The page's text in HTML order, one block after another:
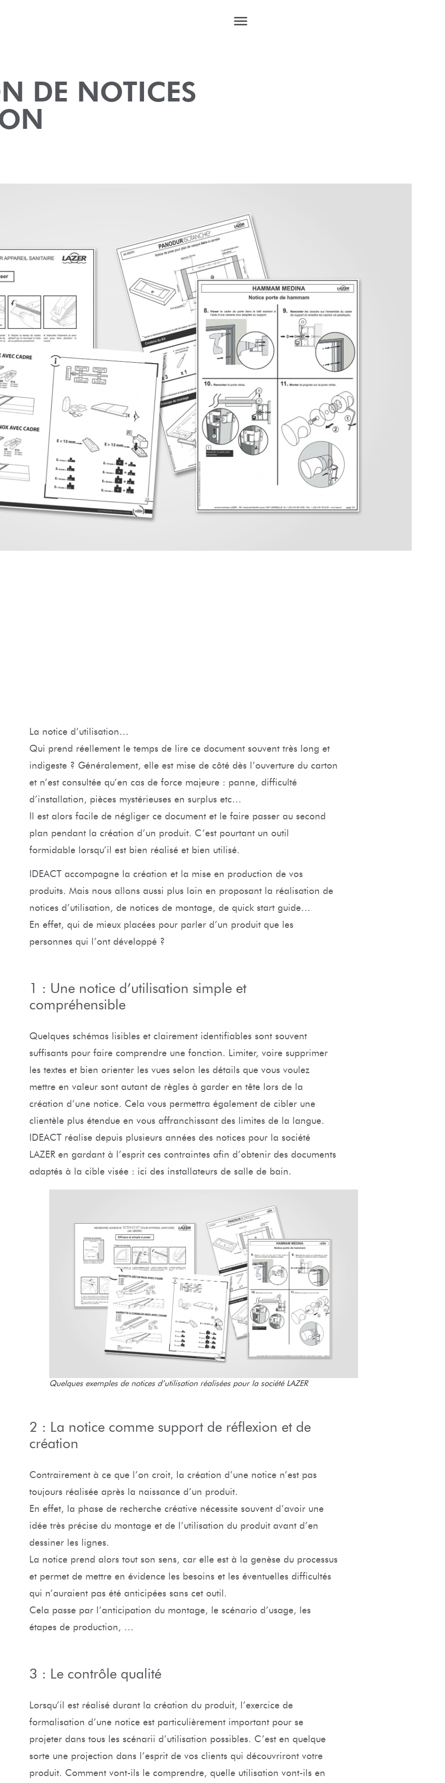
DE NOTICES
La notice d’utilisation…
Qui prend réellement le temps de lire ce document souvent très long et
indigeste ? Généralement, elle est mise de côté dès l’ouverture du carton
et n’est consultée qu’en cas de force majeure : panne, difficulté
d’installation, pièces mystérieuses en surplus etc…
Il est alors facile de négliger ce document et le faire passer au second
plan pendant la création d’un produit. C’est pourtant un outil
formidable lorsqu’il est bien réalisé et bien utilisé.
IDEACT accompagne la création et la mise en production de vos
produits. Mais nous allons aussi plus loin en proposant la réalisation de
notices d’utilisation, de notices de montage, de quick start guide…
En effet, qui de mieux placées pour parler d’un produit que les
personnes qui l’ont développé ?
1 : Une notice d’utilisation simple et
compréhensible
Quelques schémas lisibles et clairement identifiables sont souvent
suffisants pour faire comprendre une fonction. Limiter, voire supprimer
les textes et bien orienter les vues selon les détails que vous voulez
mettre en valeur sont autant de règles à garder en tête lors de la
création d’une notice. Cela vous permettra également de cibler une
clientèle plus étendue en vous affranchissant des limites de la langue.
IDEACT réalise depuis plusieurs années des notices pour la société
LAZER en gardant à l’esprit ces contraintes afin d’obtenir des documents
adaptés à la cible visée : ici des installateurs de salle de bain.
Quelques exemples de notices d’utilisation réalisées pour la société LAZER
2 : La notice comme support de réflexion et de
création
Contrairement à ce que l’on croit, la création d’une notice n’est pas
toujours réalisée après la naissance d’un produit.
En effet, la phase de recherche créative nécessite souvent d’avoir une
idée très précise du montage et de l’utilisation du produit avant d’en
dessiner les lignes.
La notice prend alors tout son sens, car elle est à la genèse du processus
et permet de mettre en évidence les besoins et les éventuelles difficultés
qui n’auraient pas été anticipées sans cet outil.
Cela passe par l’anticipation du montage, le scénario d’usage, les
étapes de production, …
3 : Le contrôle qualité
Lorsqu’il est réalisé durant la création du produit, l’exercice de
formalisation d’une notice est particulièrement important pour se
projeter dans tous les scénarii d’utilisation possibles. C’est en quelque
sorte une projection dans l’esprit de vos clients qui découvriront votre
produit. Comment vont-ils le comprendre, quelle utilisation vont-ils en